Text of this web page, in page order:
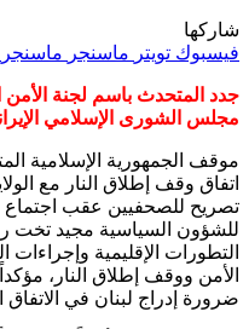
شاركها
فيسبوك تويتر ماسنجر ماسنجر
جدد المتحدث باسم لجنة
مجلس الشورى الإسلامي
موقف الجمهورية الإسلامية
اتفاق وقف إطلاق النار مع
تصريح للصحفيين عقب اجتماع
للشؤون السياسية مجيد تخت
التطورات الإقليمية وإجراءات
الأمن ووقف إطلاق النار،
ضرورة إدراج لبنان في الاتفاق